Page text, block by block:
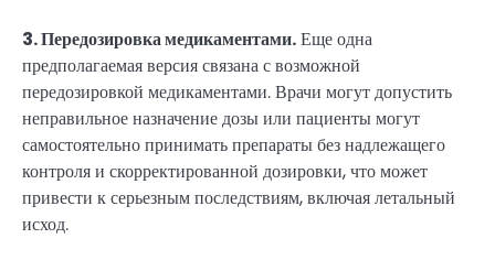
3. Передозировка медикаментами.Еще одна
предполагаемая версия связана с возможной
передозировкой медикаментами. Врачи могут допустить
неправильное назначение дозы или пациенты могут
самостоятельно принимать препараты без надлежащего
контроля и скорректированной дозировки, что может
привести к серьезным последствиям, включая летальный
исход.